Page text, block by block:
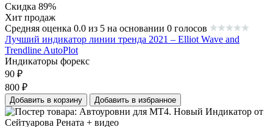
Скидка 89%
Хит продаж
Средняя оценка 0.0 из 5 на основании 0 голосов
Лучший индикатор линии тренда 2021 – Elliot Wave and
Trendline AutoPlot
Индикаторы форекс
90 ₽
800 ₽
Добавить в корзину Добавить в избранное